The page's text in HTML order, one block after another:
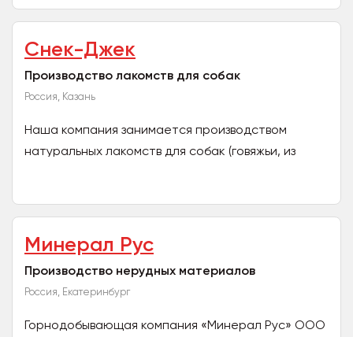
Снек-Джек
Производство лакомств для собак
Россия, Казань
Наша компания занимается производством
натуральных лакомств для собак (говяжьи, из
Минерал Рус
Производство нерудных материалов
Россия, Екатеринбург
Горнодобывающая компания «Минерал Рус» ООО